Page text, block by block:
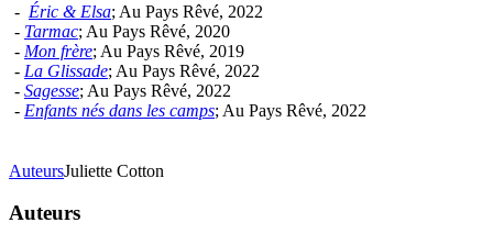
- Éric & Elsa; Au Pays Rêvé, 2022
- Tarmac; Au Pays Rêvé, 2020
- Mon frère; Au Pays Rêvé, 2019
- La Glissade; Au Pays Rêvé, 2022
- Sagesse; Au Pays Rêvé, 2022
- Enfants nés dans les camps; Au Pays Rêvé, 2022
AuteursJuliette Cotton
Auteurs